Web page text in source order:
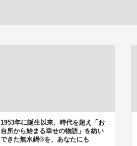
1953年に誕生以来、時代を超え「お
台所から始まる幸せの物語」を紡い
できた無水鍋®を、あなたにも